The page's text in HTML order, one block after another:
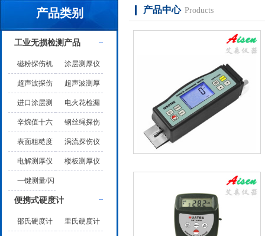
产品类别
工业无损检测产品
磁粉探伤机 涂层测厚仪
超声波探伤
仪
超声波测厚
仪
进口涂层测
厚仪
电火花检漏
仪
辛烷值十六
烷值
钢丝绳探伤
仪
表面粗糙度
仪
涡流探伤仪
电解测厚仪 楼板测厚仪
一键测量/闪
测仪
便携式硬度计
邵氏硬度计 里氏硬度计
产品中心 Products